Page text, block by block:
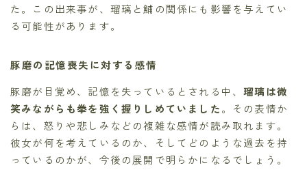
た。この出来事が、瑠璃と鯆の関係にも影響を与えてい
る可能性があります。
豚磨の記憶喪失に対する感情
豚磨が目覚め、記憶を失っているとされる中、瑠璃は微
笑みながらも拳を強く握りしめていました。その表情か
らは、怒りや悲しみなどの複雑な感情が読み取れます。
彼女が何を考えているのか、そしてどのような過去を持
っているのかが、今後の展開で明らかになるでしょう。